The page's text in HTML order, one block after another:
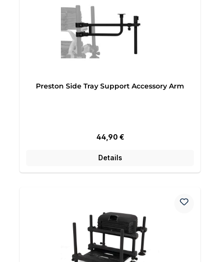
Preston Side Tray Support Accessory Arm
Regulärer Preis:
44,90 €
Details